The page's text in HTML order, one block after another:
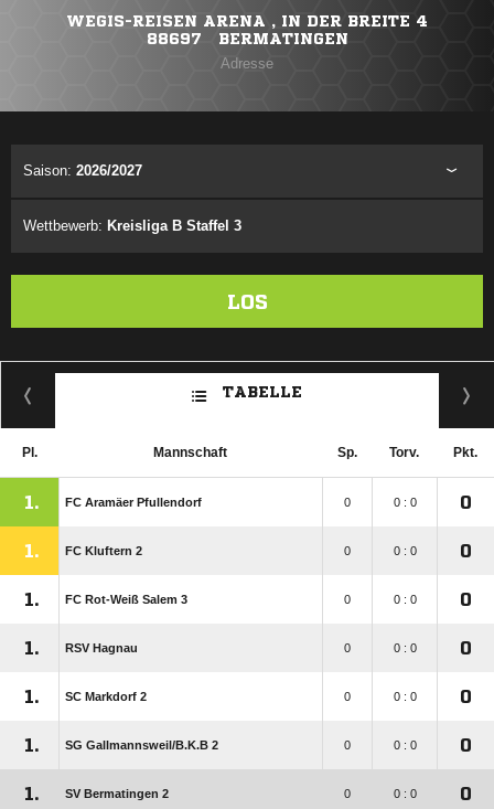
WEGIS-REISEN ARENA , IN DER BREITE 4
88697 BERMATINGEN
Adresse
Saison: 2026/2027
Wettbewerb: Kreisliga B Staffel 3
LOS
TABELLE
Pl. Mannschaft Sp. Torv. Pkt.
1. FC Aramäer Pfullendorf 0 0 : 0 0
1. FC Kluftern 2 0 0 : 0 0
1. FC Rot-Weiß Salem 3 0 0 : 0 0
1. RSV Hagnau 0 0 : 0 0
1. SC Markdorf 2 0 0 : 0 0
1. SG Gallmannsweil/​B.K.B 2 0 0 : 0 0
1. SV Bermatingen 2 0 0 : 0 0